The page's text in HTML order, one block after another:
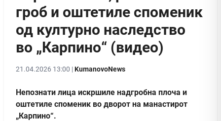
гроб и оштетиле споменик
од културно наследство
во „Карпино“ (видео)
21.04.2026 13:00 |KumanovoNews
Непознати лица искршиле надгробна плоча и
оштетиле споменик во дворот на манастирот
„Карпино“.